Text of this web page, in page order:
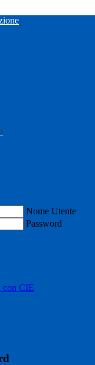
Nome Utente
Password
con CIE